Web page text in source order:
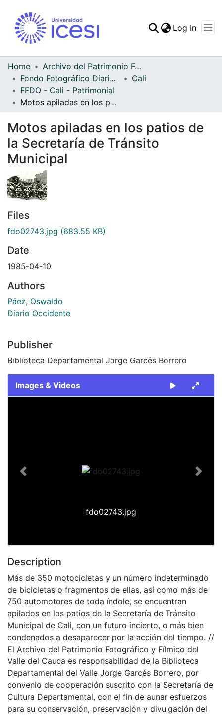
Statistics
Log In
Home
Archivo del Patrimonio Fotográfico y Fílmico del Valle del Cauca
Fondo Fotográfico Diario Occidente
Cali
FFDO - Cali - Patrimonial
Motos apiladas en los patios de la Secretaría de Tránsito Municipal
Motos apiladas en los patios de
la Secretaría de Tránsito
Municipal
Files
fdo02743.jpg (683.55 KB)
Date
1985-04-10
Authors
Páez, Oswaldo
Diario Occidente
Publisher
Biblioteca Departamental Jorge Garcés Borrero
Images & Videos
fdo02743.jpg
Previous Next
Description
Más de 350 motocicletas y un número indeterminado
de bicicletas o fragmentos de ellas, así como más de
750 automotores de toda índole, se encuentran
apilados en los patios de la Secretaría de Tránsito
Municipal de Cali, con un futuro incierto, o más bien
condenados a desaparecer por la acción del tiempo. //
El Archivo del Patrimonio Fotográfico y Fílmico del
Valle del Cauca es responsabilidad de la Biblioteca
Departamental del Valle Jorge Garcés Borrero, por
convenio de cooperación suscrito con la Secretaría de
Cultura Departamental, con el fin de aunar esfuerzos
para su conservación, preservación y divulgación del